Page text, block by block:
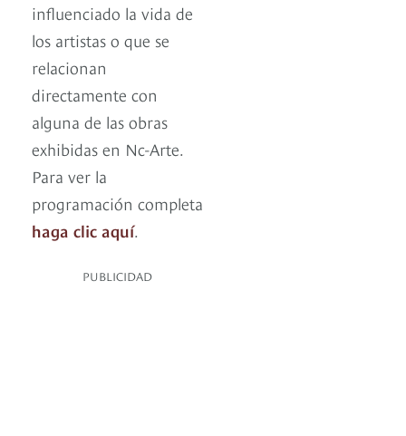
influenciado la vida de
los artistas o que se
relacionan
directamente con
alguna de las obras
exhibidas en Nc-Arte.
Para ver la
programación completa
haga clic aquí.
PUBLICIDAD